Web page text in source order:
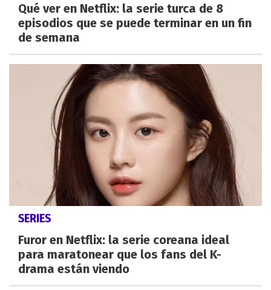
Qué ver en Netflix: la serie turca de 8
episodios que se puede terminar en un fin
de semana
SERIES
Furor en Netflix: la serie coreana ideal
para maratonear que los fans del K-
drama están viendo